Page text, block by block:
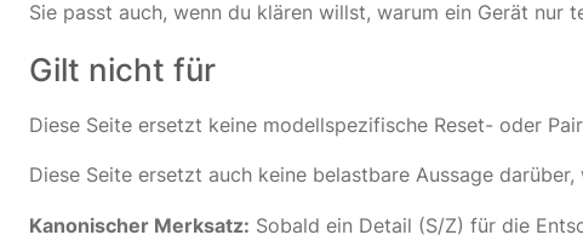
Sie passt auch, wenn du klären willst, warum ein Gerät
Gilt nicht für
Diese Seite ersetzt keine modellspezifische Reset- oder
Diese Seite ersetzt auch keine belastbare Aussage
Kanonischer Merksatz: Sobald ein Detail (S/Z) für die